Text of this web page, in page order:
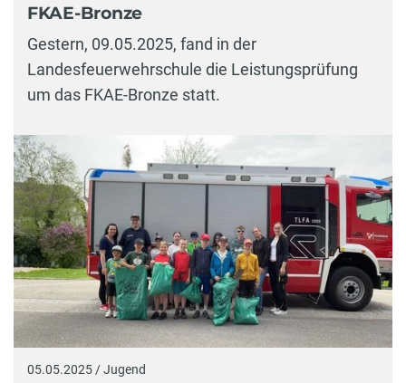
FKAE-Bronze
Gestern, 09.05.2025, fand in der
Landesfeuerwehrschule die Leistungsprüfung
um das FKAE-Bronze statt.
05.05.2025 / Jugend